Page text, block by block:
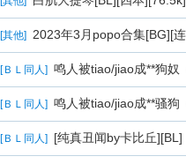
[其他] 2023年3月popo合集[BG][
[ＢＬ同人] 鸣人被tiao/jiao成**狗奴
[ＢＬ同人] 鸣人被tiao/jiao成**骚狗
[ＢＬ同人] [纯真丑闻by卡比丘][BL]